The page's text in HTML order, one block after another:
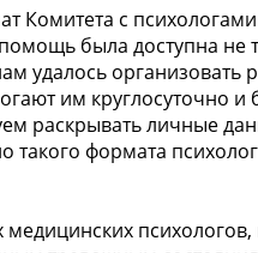
Комитета с
была доступна не
удалось организовать
им круглосуточно и
раскрывать личные
такого формата